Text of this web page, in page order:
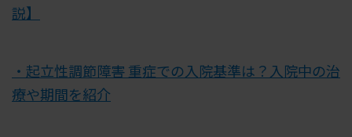
説】
・起立性調節障害 重症での入院基準は？入院中の治
療や期間を紹介